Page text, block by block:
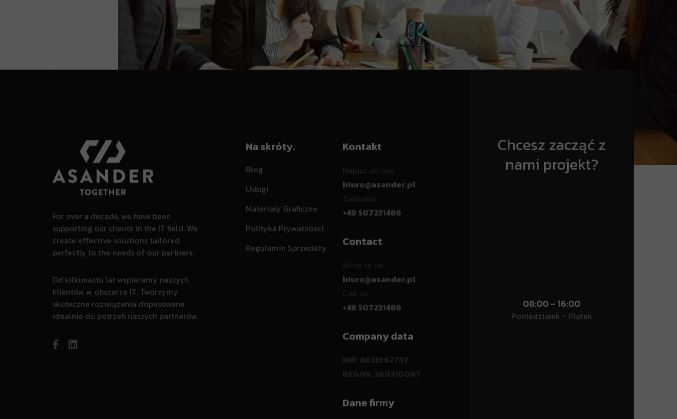
For over a decade, we have been
supporting our clients in the IT field. We
create effective solutions tailored
perfectly to the needs of our partners.
Od kilkunastu lat wspieramy naszych
klientów w obszarze IT. Tworzymy
skuteczne rozwiązania dopasowane
idealnie do potrzeb naszych partnerów.
Na skróty.
Blog
Usługi
Materiały Graficzne
Polityka Prywatności
Regulamin Sprzedaży
Kontakt
biuro@asander.pl
+48 507231486
Contact
biuro@asander.pl
+48 507231486
Company data
Dane firmy
Chcesz zacząć z
nami projekt?
08:00 - 16:00
Poniedziałek - Piątek